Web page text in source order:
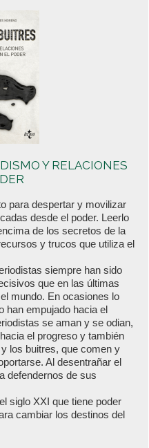
Y RELACIONES
para despertar y movilizar
desde el poder. Leerlo
de los secretos de la
y trucos que utiliza el
siempre han sido
que en las últimas
mundo. En ocasiones lo
han empujado hacia el
se aman y se odian,
el progreso y también
los buitres, que comen y
Al desentrañar el
defendernos de sus
siglo XXI que tiene poder
cambiar los destinos del